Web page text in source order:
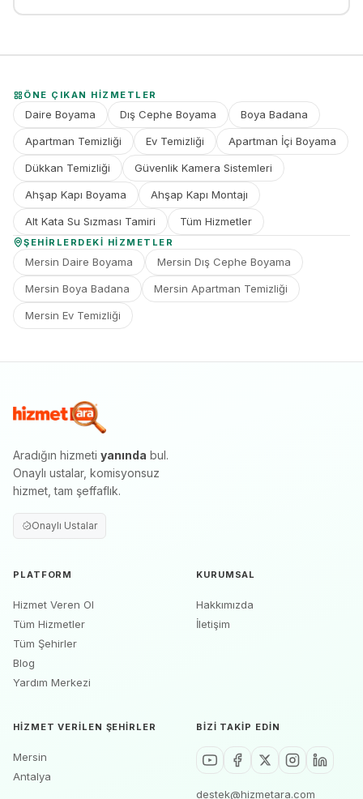
ÖNE ÇIKAN HIZMETLER
Daire Boyama Dış Cephe Boyama Boya Badana
Apartman Temizliği Ev Temizliği Apartman İçi Boyama
Dükkan Temizliği Güvenlik Kamera Sistemleri
Ahşap Kapı Boyama Ahşap Kapı Montajı
Alt Kata Su Sızması Tamiri Tüm Hizmetler
ŞEHIRLERDEKI HIZMETLER
Mersin Daire Boyama Mersin Dış Cephe Boyama
Mersin Boya Badana Mersin Apartman Temizliği
Mersin Ev Temizliği
Aradığın hizmeti yanında bul.
Onaylı ustalar, komisyonsuz
hizmet, tam şeffaflık.
Onaylı Ustalar
PLATFORM
Hizmet Veren Ol
Tüm Hizmetler
Tüm Şehirler
Blog
Yardım Merkezi
KURUMSAL
Hakkımızda
İletişim
HIZMET VERILEN ŞEHIRLER
Mersin
Antalya
BIZI TAKIP EDIN
destek@hizmetara.com